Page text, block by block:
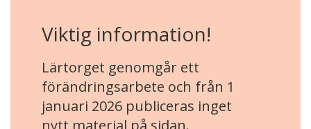
Viktig information!
Lärtorget genomgår ett
förändringsarbete och från 1
januari 2026 publiceras inget
nytt material på sidan.